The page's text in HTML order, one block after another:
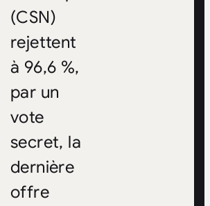
(CSN)
rejettent
à 96,6 %,
par un
vote
secret, la
dernière
offre